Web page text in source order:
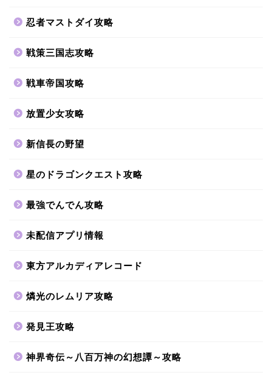
忍者マストダイ攻略
戦策三国志攻略
戦車帝国攻略
放置少女攻略
新信長の野望
星のドラゴンクエスト攻略
最強でんでん攻略
未配信アプリ情報
東方アルカディアレコード
燐光のレムリア攻略
発見王攻略
神界奇伝～八百万神の幻想譚～攻略